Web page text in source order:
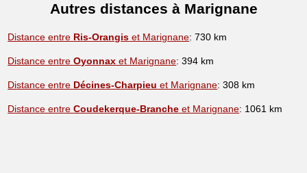
Autres distances à Marignane
Distance entre Ris-Orangis et Marignane: 730 km
Distance entreOyonnax et Marignane: 394 km
Distance entre Décines-Charpieu et Marignane: 308 km
Distance entreCoudekerque-Branche et Marignane: 1061 km